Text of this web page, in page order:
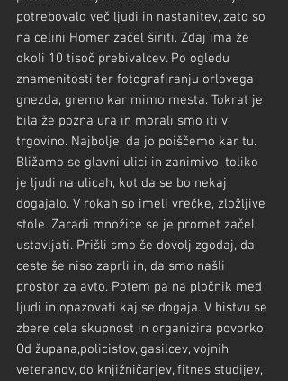
potrebovalo več ljudi in nastanitev, zato so
na celini Homer začel širiti. Zdaj ima že
okoli 10 tisoč prebivalcev. Po ogledu
znamenitosti ter fotografiranju orlovega
gnezda, gremo kar mimo mesta. Tokrat je
bila že pozna ura in morali smo iti v
trgovino. Najbolje, da jo poiščemo kar tu.
Bližamo se glavni ulici in zanimivo, toliko
je ljudi na ulicah, kot da se bo nekaj
dogajalo. V rokah so imeli vrečke, zložljive
stole. Zaradi množice se je promet začel
ustavljati. Prišli smo še dovolj zgodaj, da
ceste še niso zaprli in, da smo našli
prostor za avto. Potem pa na pločnik med
ljudi in opazovati kaj se dogaja. V bistvu se
zbere cela skupnost in organizira povorko.
Od župana,policistov, gasilcev, vojnih
veteranov, do knjižničarjev, fitnes studijev,